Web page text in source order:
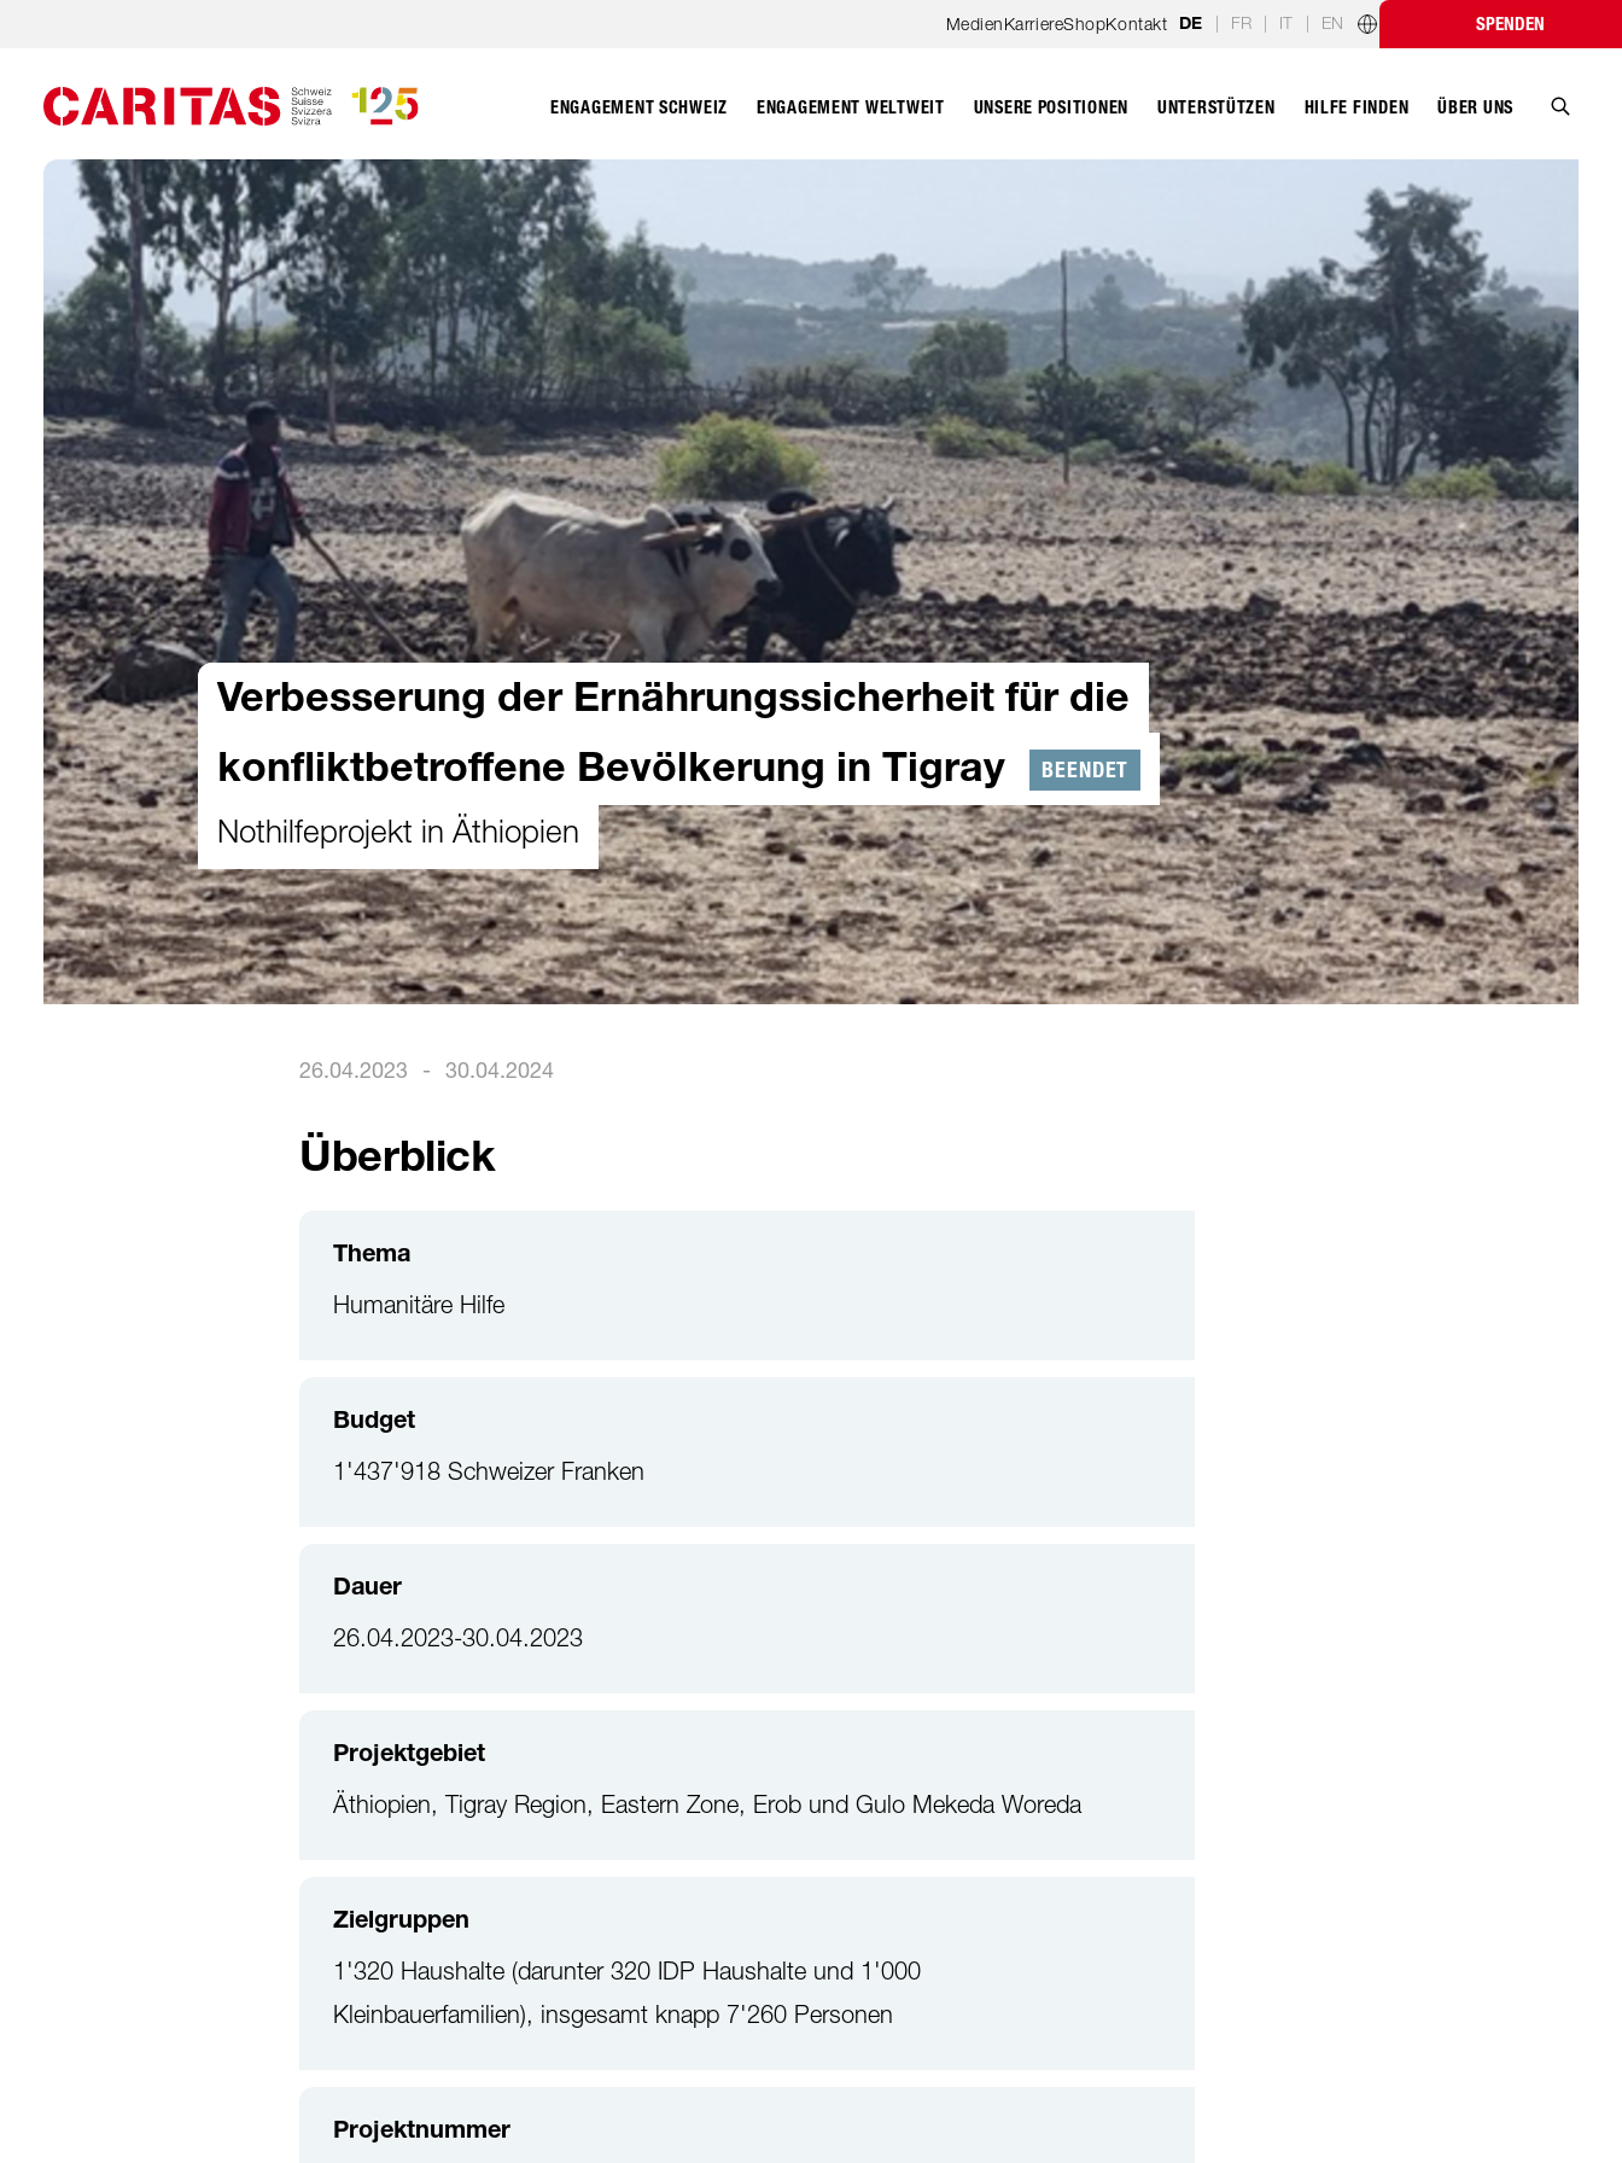
Zum Hauptinhalt springen
MedienKarriereShopKontakt DE | FR | IT | EN
LänderprogrammeSPENDEN
ENGAGEMENT SCHWEIZ ENGAGEMENT WELTWEIT UNSERE POSITIONEN UNTERSTÜTZEN HILFE FINDEN ÜBER UNS
Verbesserung der Ernährungssicherheit für die
konfliktbetroffene Bevölkerung in Tigray
BEENDET
Nothilfeprojekt in Äthiopien
26.04.2023 - 30.04.2024
Überblick
Thema
Humanitäre Hilfe
Budget
1'437'918 Schweizer Franken
Dauer
26.04.2023-30.04.2023
Projektgebiet
Äthiopien, Tigray Region, Eastern Zone, Erob und Gulo Mekeda Woreda
Zielgruppen
1'320 Haushalte (darunter 320 IDP Haushalte und 1'000
Kleinbauerfamilien), insgesamt knapp 7'260 Personen
Projektnummer